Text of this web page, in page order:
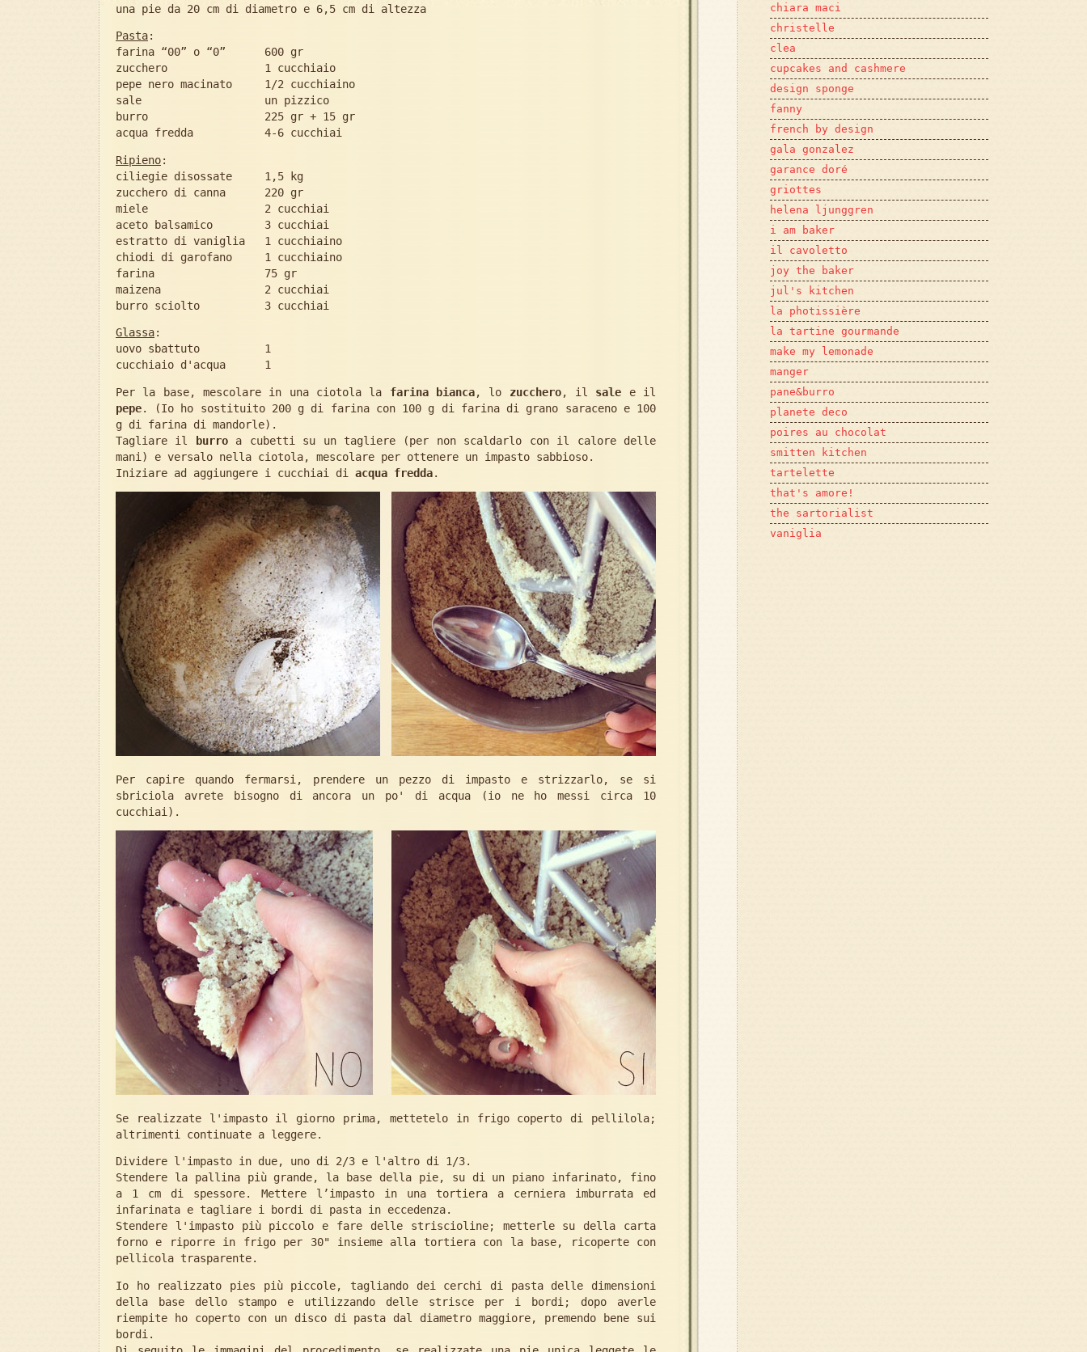
una pie da 20 cm di diametro e 6,5 cm di altezza
Pasta:
farina “00” o “0” 600 gr
zucchero 1 cucchiaio
pepe nero macinato 1/2 cucchiaino
sale un pizzico
burro 225 gr + 15 gr
acqua fredda 4-6 cucchiai
Ripieno:
ciliegie disossate 1,5 kg
zucchero di canna 220 gr
miele 2 cucchiai
aceto balsamico 3 cucchiai
estratto di vaniglia 1 cucchiaino
chiodi di garofano 1 cucchiaino
farina 75 gr
maizena 2 cucchiai
burro sciolto 3 cucchiai
Glassa:
uovo sbattuto 1
cucchiaio d'acqua 1
Per la base, mescolare in una ciotola la farina bianca, lo zucchero, il sale e il
pepe. (Io ho sostituito 200 g di farina con 100 g di farina di grano saraceno e 100
g di farina di mandorle).
Tagliare il
burroa cubetti su un tagliere (per non scaldarlo con il calore delle
mani) e versalo nella ciotola, mescolare per ottenere un impasto sabbioso.
Iniziare ad aggiungere i cucchiai di acqua fredda.
Per capire quando fermarsi, prendere un pezzo di impasto e strizzarlo, se si
sbriciola avrete bisogno di ancora un po' di acqua (io ne ho messi circa 10
cucchiai).
Se realizzate l'impasto il giorno prima, mettetelo in frigo coperto di pellilola;
altrimenti continuate a leggere.
Dividere l'impasto in due, uno di 2/3 e l'altro di 1/3.
Stendere la pallina più grande, la base della pie, su di un piano infarinato, fino
a 1 cm di spessore. Mettere l’impasto in una tortiera a cerniera imburrata ed
infarinata e tagliare i bordi di pasta in eccedenza.
Stendere l'impasto più piccolo e fare delle striscioline; metterle su della carta
forno e riporre in frigo per 30" insieme alla tortiera con la base, ricoperte con
pellicola trasparente.
Io ho realizzato pies più piccole, tagliando dei cerchi di pasta delle dimensioni
della base dello stampo e utilizzando delle strisce per i bordi; dopo averle
riempite ho coperto con un disco di pasta dal diametro maggiore, premendo bene sui
bordi.
chiara maci
christelle
clea
cupcakes and cashmere
design sponge
fanny
french by design
gala gonzalez
garance doré
griottes
helena ljunggren
i am baker
il cavoletto
joy the baker
jul's kitchen
la photissière
la tartine gourmande
make my lemonade
manger
pane&burro
planete deco
poires au chocolat
smitten kitchen
tartelette
that's amore!
the sartorialist
vaniglia